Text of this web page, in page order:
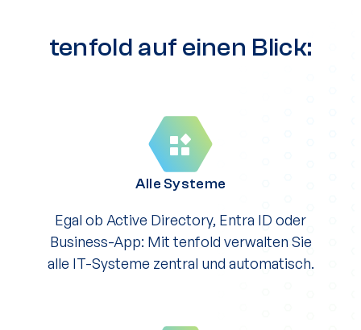
tenfold auf einen Blick:
Alle Systeme
Egal ob Active Directory, Entra ID oder
Business-App: Mit tenfold verwalten Sie
alle IT-Systeme zentral und automatisch.